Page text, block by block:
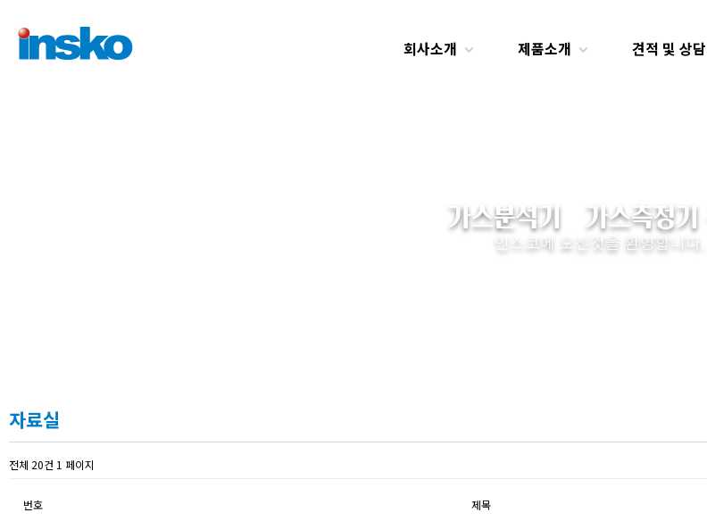
회사소개 제품소개 견적 및 상담
가스분석기ㆍ가스측정기
인스코에 오신것을 환영합니다.
자료실
전체 20건 1 페이지
번호 제목